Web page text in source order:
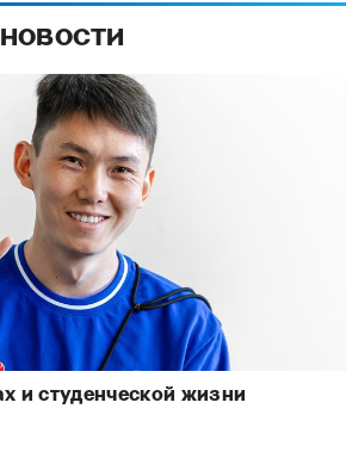
и студенческой жизни